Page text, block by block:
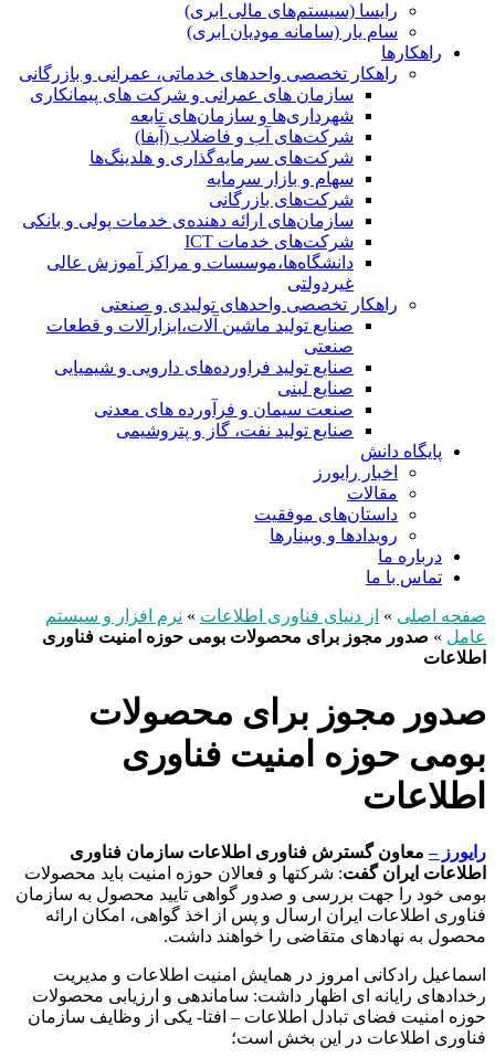
رایسا (سیستم‌های مالی ابری)
سام یار (سامانه مودیان ابری)
راهکارها
راهکار تخصصی واحدهای خدماتی، عمرانی و بازرگانی
سازمان های عمرانی و شرکت های پیمانکاری
شهرداری‌ها و سازمان‌های تابعه
شرکت‌های آب و فاضلاب (آبفا)
شرکت‌های سرمایه‌گذاری و هلدینگ‌ها
سهام و بازار سرمایه
شرکت‌های بازرگانی
سازمان‌های ارائه دهنده‌ی خدمات پولی و بانکی
شرکت‌های خدمات ICT
دانشگاه‌ها،موسسات و مراکز آموزش عالی
غیردولتی
راهکار تخصصی واحدهای تولیدی و صنعتی
صنایع توليد ماشين آلات،ابزارآلات و قطعات
صنعتی
صنایع تولید فراورده‌های دارویی و شیمیایی
صنایع لبنی
صنعت سیمان و فرآورده های معدنی
صنایع تولید نفت، گاز و پتروشيمی
پایگاه دانش
اخبار رایورز
مقالات
داستان‌های موفقیت
رویدادها و وبینارها
درباره ما
تماس با ما
صفحه اصلی » از دنیای فناوری اطلاعات » نرم افزار و سیستم
عامل » صدور مجوز برای محصولات بومی حوزه امنیت فناوری
اطلاعات
صدور مجوز برای محصولات
بومی حوزه امنیت فناوری
اطلاعات
رایورز –معاون گسترش فناوری اطلاعات سازمان فناوری
اطلاعات ایران گفت: شرکتها و فعالان حوزه امنیت باید محصولات
بومی خود را جهت بررسی و صدور گواهی تایید محصول به سازمان
فناوری اطلاعات ایران ارسال و پس از اخذ گواهی، امکان ارائه
محصول به نهادهای متقاضی را خواهند داشت.
اسماعیل رادکانی امروز در همایش امنیت اطلاعات و مدیریت
رخدادهای رایانه ای اظهار داشت: ساماندهی و ارزیابی محصولات
حوزه امنیت فضای تبادل اطلاعات – افتا- یکی از وظایف سازمان
فناوری اطلاعات در این بخش است؛